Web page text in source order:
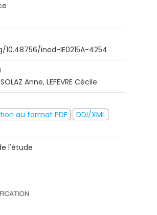
ined-IE0215A-4254
Anne, LEFEVRE Cécile
au format PDF
DDI/XML
l'étude